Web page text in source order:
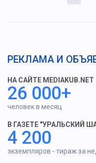
РЕКЛАМА И
НА САЙТЕ MEDIAKUB.NET
26 000+
человек в месяц
В ГАЗЕТЕ "УРАЛЬСКИЙ
4 200
экземпляров - тираж за